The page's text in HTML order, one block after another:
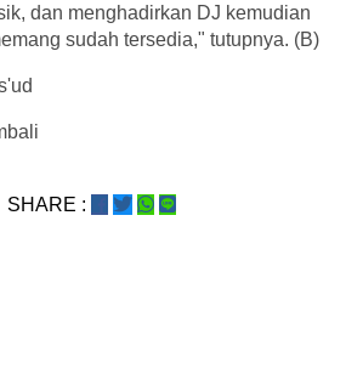
dan menghadirkan DJ kemudian
sudah tersedia," tutupnya. (B)
SHARE :